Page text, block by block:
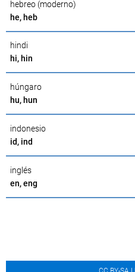
hebreo (moderno)
he, heb
hindi
hi, hin
húngaro
hu, hun
indonesio
id, ind
inglés
en, eng